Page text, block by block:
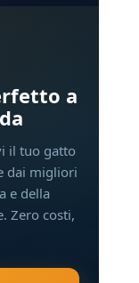
a
il tuo gatto
dai migliori
e della
Zero costi,